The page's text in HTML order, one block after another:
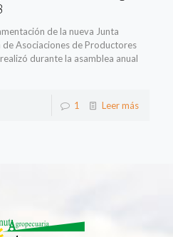
de la nueva Junta
Asociaciones de Productores
durante la asamblea anual
1 Leer más